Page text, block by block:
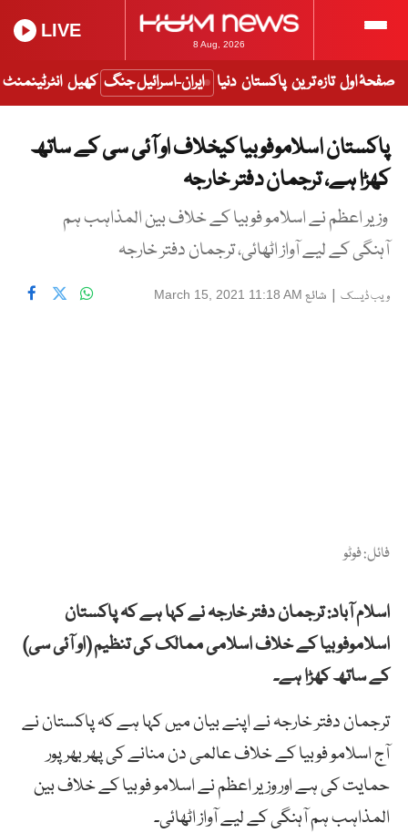
8 Aug, 2026
LIVE
صفحۂ اول تازہ ترین پاکستان دنیا ایران-اسرائیل جنگ کھیل انٹرٹینمنٹ
پاکستان اسلاموفوبیا کیخلاف او آئی سی کے ساتھ
کھڑا ہے، ترجمان دفتر خارجہ
وزیر اعظم نے اسلامو فوبیا کے خلاف بین المذاہب ہم
آہنگی کے لیے آواز اٹھائی، ترجمان دفتر خارجہ
ویب ڈیسک | شائع March 15, 2021 11:18 AM
فائل: فوٹو
اسلام آباد: ترجمان دفتر خارجہ نے کہا ہے کہ پاکستان
اسلاموفوبیا کے خلاف اسلامی ممالک کی تنظیم (او آئی سی)
کے ساتھ کھڑا ہے۔
ترجمان دفتر خارجہ نے اپنے بیان میں کہا ہے کہ پاکستان نے
آج اسلامو فوبیا کے خلاف عالمی دن منانے کی پھر بھرپور
حمایت کی ہے اور وزیر اعظم نے اسلامو فوبیا کے خلاف بین
المذاہب ہم آہنگی کے لیے آواز اٹھائی۔